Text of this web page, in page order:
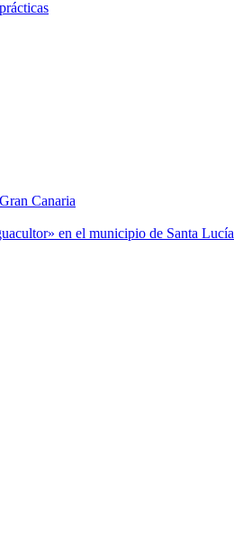
Canaria
en el municipio de Santa Lucía